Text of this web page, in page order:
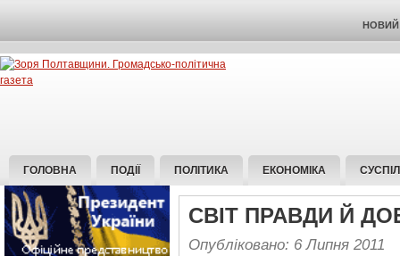
НОВИЙ
ГОЛОВНА ПОДІЇ ПОЛІТИКА ЕКОНОМІКА
СВІТ ПРАВДИ Й
Опубліковано: 6 Липня 2011